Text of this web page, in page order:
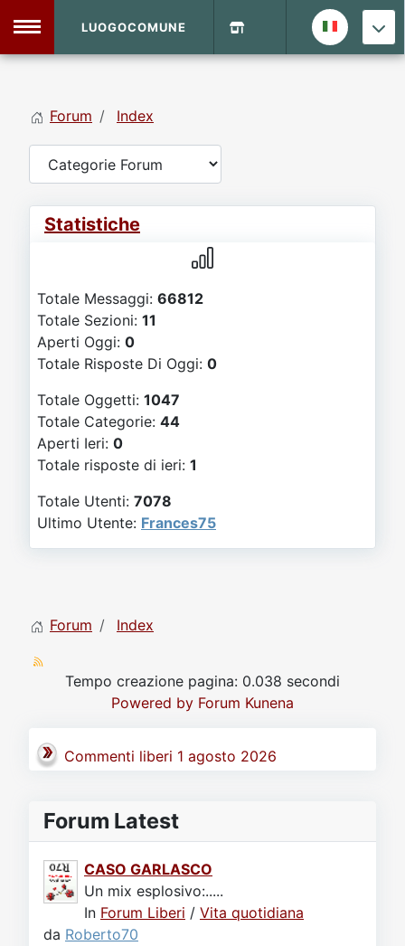
Vecchio Sito
Forum
LUOGOCOMUNE
Forum Index
Statistiche
Totale Messaggi: 66812
Totale Sezioni: 11
Aperti Oggi: 0
Totale Risposte Di Oggi: 0
Totale Oggetti: 1047
Totale Categorie: 44
Aperti Ieri: 0
Totale risposte di ieri: 1
Totale Utenti: 7078
Ultimo Utente: Frances75
Forum Index
Tempo creazione pagina: 0.038 secondi
Powered by Forum Kunena
Commenti liberi 1 agosto 2026
Forum Latest
CASO GARLASCO
Un mix esplosivo:.....
In Forum Liberi / Vita quotidiana
da Roberto70